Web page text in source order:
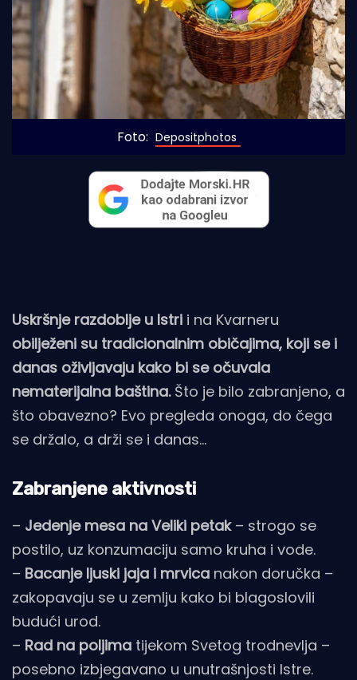
Foto: Depositphotos
Uskršnje razdoblje u Istri i na Kvarneru
obilježeni su tradicionalnim običajima, koji se i
danas oživljavaju kako bi se očuvala
nematerijalna baština.Što je bilo zabranjeno, a
što obavezno? Evo pregleda onoga, do čega
se držalo, a drži se i danas...
Zabranjene aktivnosti
– Jedenje mesa na Veliki petak– strogo se
postilo, uz konzumaciju samo kruha i vode.
– Bacanje ljuski jaja i mrvica nakon doručka –
zakopavaju se u zemlju kako bi blagoslovili
budući urod.
– Rad na poljima tijekom Svetog trodnevlja –
posebno izbjegavano u unutrašnjosti Istre.